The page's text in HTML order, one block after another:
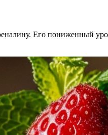
Его пониженный